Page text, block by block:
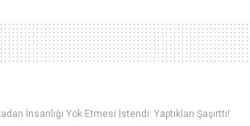
İnsanlığı Yok Etmesi İstendi: Yaptıkları Şaşırttı!